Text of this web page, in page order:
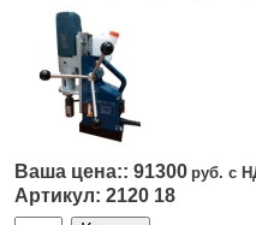
91300
2120 18